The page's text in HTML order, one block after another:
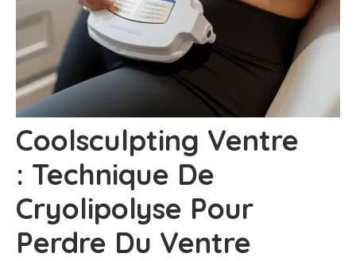
Coolsculpting Ventre
: Technique De
Cryolipolyse Pour
Perdre Du Ventre